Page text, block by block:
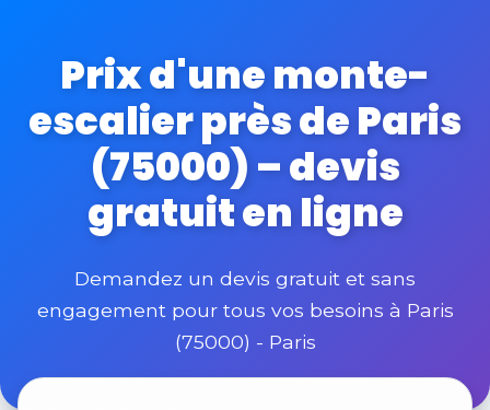
Prix d'une monte-
escalier près de Paris
(75000) – devis
gratuit en ligne
Demandez un devis gratuit et sans
engagement pour tous vos besoins à Paris
(75000) - Paris